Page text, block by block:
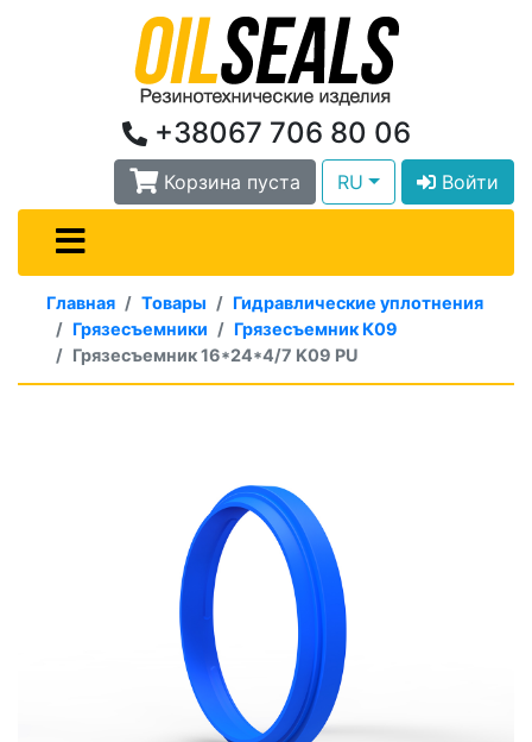
+38067 706 80 06
Корзина пуста RU Войти
Главная Товары
Гидравлические уплотнения
Грязесъемники
Грязесъемник К09
Грязесъемник 16*24*4/7 K09 PU